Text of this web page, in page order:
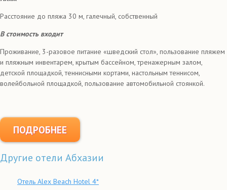
Расстояние до пляжа 30 м, галечный, собственный
В стоимость входит
Проживание, 3-разовое питание «шведский стол», пользование пляжем
и пляжным инвентарем, крытым бассейном, тренажерным залом,
детской площадкой, теннисными кортами, настольным теннисом,
волейбольной площадкой, пользование автомобильной стоянкой.
ПОДРОБНЕЕ
Другие отели Абхазии
Отель Alex Beach Hotel 4*